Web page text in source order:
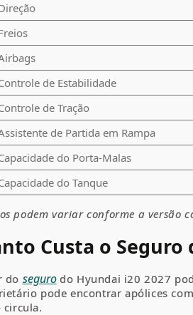
de Estabilidade
de Tração
de Partida em Rampa
do Porta-Malas
do Tanque
podem variar conforme a versão
Custa o Seguro
do segurodo Hyundai i20 2027
pode encontrar apólices
circula.